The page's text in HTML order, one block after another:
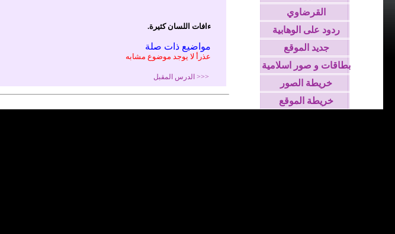
ءافات اللسان كثيرة.
مواضيع ذات صلة
عذرأ لا يوجد موضوع مشابه
<<< الدرس المقبل
القرضاوي
ردود على الوهابية
جديد الموقع
بطاقات و صور اسلامية
خريطة الصور
خريطة الموقع